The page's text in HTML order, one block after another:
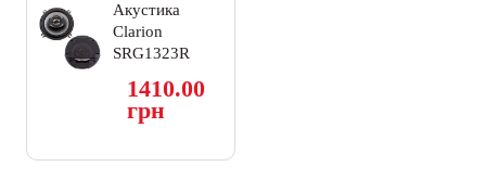
Акустика
Clarion
SRG1323R
Speaker
1410.00
грн